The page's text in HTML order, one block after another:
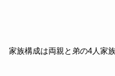
家族構成は両親と弟の4人家